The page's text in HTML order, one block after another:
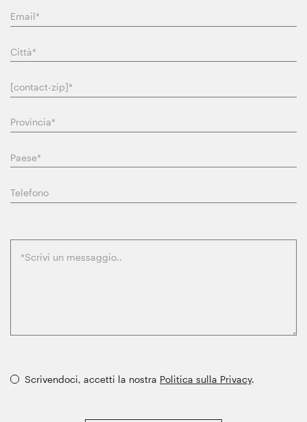
Scrivendoci, accetti la nostra Politica sulla Privacy.